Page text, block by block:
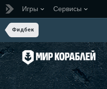
Игры Сервисы
Фидбек